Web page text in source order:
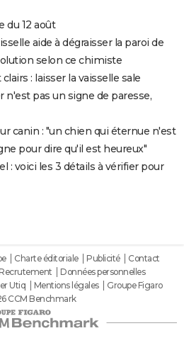
du 12 août
aide à dégraisser la paroi de
selon ce chimiste
: laisser la vaisselle sale
n'est pas un signe de paresse,
canin : "un chien qui éternue n'est
pour dire qu'il est heureux"
: voici les 3 détails à vérifier pour
Charte éditoriale Publicité
Contact
Recrutement
Données personnelles
Utiq Mentions légales
Groupe Figaro
CCM Benchmark